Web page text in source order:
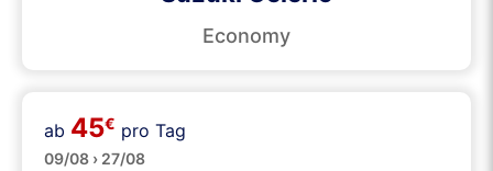
Economy
ab 45€ pro Tag
09/08 › 27/08